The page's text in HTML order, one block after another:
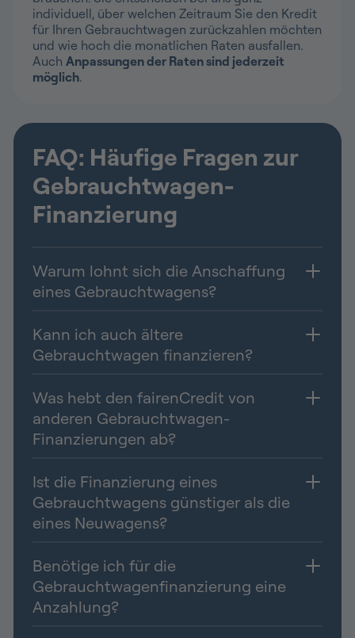
individuell, über welchen Zeitraum Sie den Kredit
für Ihren Gebrauchtwagen zurückzahlen möchten
und wie hoch die monatlichen Raten ausfallen.
Auch Anpassungen der Raten sind jederzeit
möglich.
FAQ: Häufige Fragen zur
Gebrauchtwagen-
Finanzierung
Warum lohnt sich die Anschaffung
eines Gebrauchtwagens?
Kann ich auch ältere
Gebrauchtwagen finanzieren?
Was hebt den fairenCredit von
anderen Gebrauchtwagen-
Finanzierungen ab?
Ist die Finanzierung eines
Gebrauchtwagens günstiger als die
eines Neuwagens?
Benötige ich für die
Gebrauchtwagenfinanzierung eine
Anzahlung?